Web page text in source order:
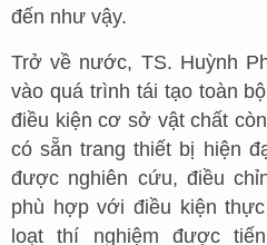
đến như vậy.
Trở về nước, TS. Huỳnh
vào quá trình tái tạo toàn
điều kiện cơ sở vật chất
có sẵn trang thiết bị hiện
được nghiên cứu, điều
phù hợp với điều kiện
loạt thí nghiệm được